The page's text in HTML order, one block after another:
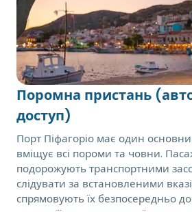
Поромна пристань
доступ)
Порт Піфагоріо має один
вміщує всі пороми та човни.
подорожують транспортними
слідувати за встановленими
спрямовують їх безпосередньо